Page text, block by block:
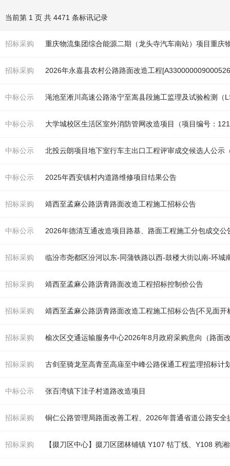
当前第 1 页 共 4471 条标讯记录
招标采购
招标采购 2026年永嘉县农村公路路面改造工程
中标公示 渑池至淅川高速公路洛宁至嵩县段施工监理及试验检测（
中标公示 大学城校区生活区室外消防管网改造项目（项目编号：
中标公示 北投云朗项目地下室行车主出口工程评审成交候选人公示
中标公示 2025年西安镇村内道路维修项目结果公告
招标采购 靖西至孟麻公路沥青路面改造工程施工招标公告
中标公示 2026年德清互通改造项目 路基、 路面工程施工分包成交公
招标采购 临汾市尧都区汾河以东-同蒲铁路以西-鼓楼大街以南-环城
招标采购 靖西至孟麻公路沥青路面改造工程招标控制价公告
招标采购 靖西至孟麻公路沥青路面改造工程施工招标公告[不见面开
招标采购 榆次区交通运输服务中心2026年8月政府采购意向（路面
招标采购 古剑至骑龙至高青至高庙至中峰公路保通工程监理招标计
中标公示 张百湾镇下洼子村道路改造项目
招标采购 铜仁公路管理局路面改善工程、2026年普通省道公路安全
招标采购 【掇刀区中心】掇刀区团林铺镇 Y107 牯丁线、Y108 鸦